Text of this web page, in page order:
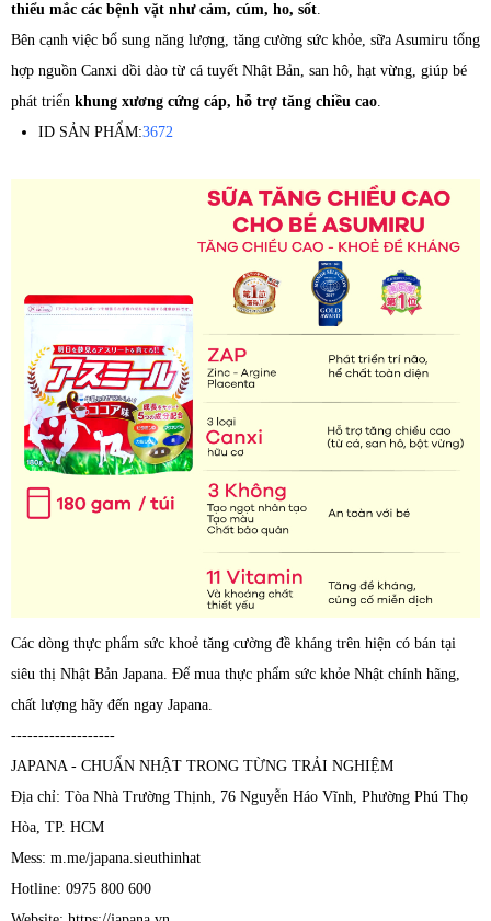
thiểu mắc các bệnh vặt như cảm, cúm, ho, sốt
Bên cạnh việc bổ sung năng lượng, tăng cường sức khỏe, sữa Asumiru tổng
hợp nguồn Canxi dồi dào từ cá tuyết Nhật Bản, san hô, hạt vừng, giúp bé
phát triển khung xương cứng cáp, hỗ trợ tăng chiều cao
ID SẢN PHẨM:3672
Các dòng thực phẩm sức khoẻ tăng cường đề kháng trên hiện có bán tại
siêu thị Nhật Bản Japana. Để mua thực phẩm sức khỏe Nhật chính hãng,
chất lượng hãy đến ngay Japana.
-------------------
JAPANA - CHUẨN NHẬT TRONG TỪNG TRẢI NGHIỆM
Địa chỉ: Tòa Nhà Trường Thịnh, 76 Nguyễn Háo Vĩnh, Phường Phú Thọ
Hòa, TP. HCM
Mess: m.me/japana.sieuthinhat
Hotline: 0975 800 600